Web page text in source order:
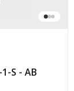
S - AB